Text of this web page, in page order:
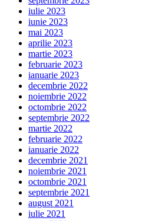
iulie 2023
iunie 2023
mai 2023
aprilie 2023
martie 2023
februarie 2023
ianuarie 2023
decembrie 2022
noiembrie 2022
octombrie 2022
septembrie 2022
martie 2022
februarie 2022
ianuarie 2022
decembrie 2021
noiembrie 2021
octombrie 2021
septembrie 2021
august 2021
iulie 2021